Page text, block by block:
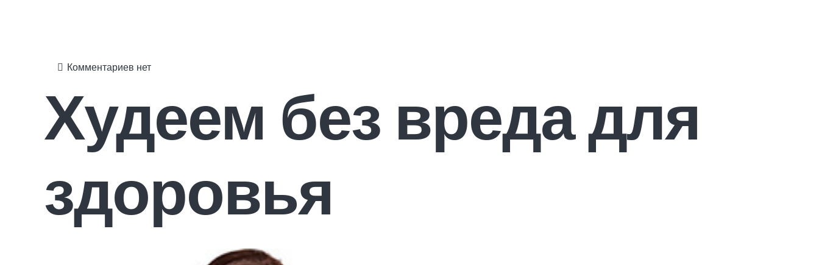
Комментариев нет
Худеем без вреда для
здоровья